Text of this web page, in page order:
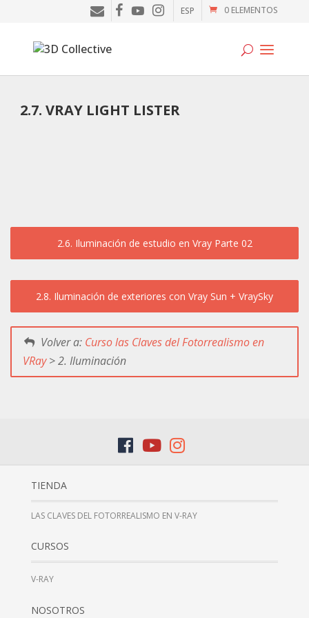
Tutoriales
Tienda
0 ELEMENTOS
ESP
2.7. VRAY LIGHT LISTER
2.6. Iluminación de estudio en Vray Parte 02
2.8. Iluminación de exteriores con Vray Sun + VraySky
Volver a: Curso las Claves del Fotorrealismo en
VRay> 2. Iluminación
TIENDA
LAS CLAVES DEL FOTORREALISMO EN V-RAY
CURSOS
V-RAY
NOSOTROS